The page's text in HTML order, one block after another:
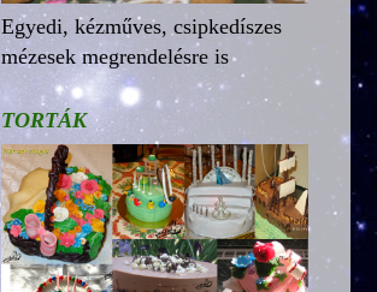
Egyedi, kézműves, csipkedíszes
mézesek megrendelésre is
TORTÁK